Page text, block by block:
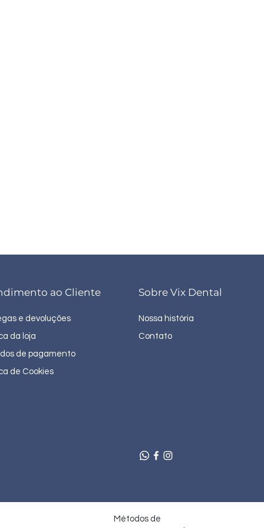
ao Cliente
e devoluções
da loja
de pagamento
de Cookies
Sobre Vix Dental
Nossa história
Contato
Métodos de